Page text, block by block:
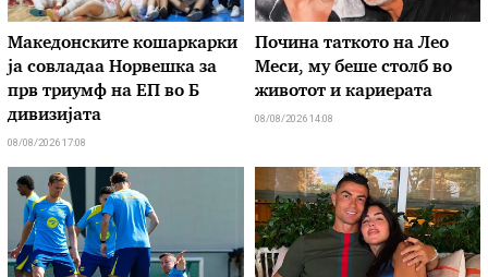
Македонските кошаркарки
ја совладаа Норвешка за
прв триумф на ЕП во Б
дивизијата
08/08/2026 17:08
Почина таткото на Лео
Меси, му беше столб во
животот и кариерата
08/08/2026 14:08